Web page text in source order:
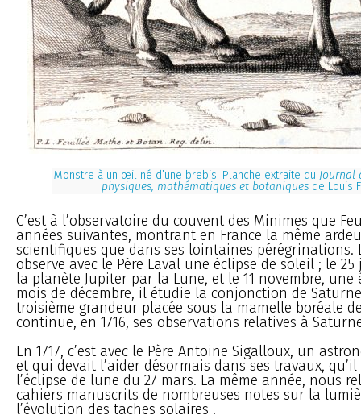
Monstre à un œil né d’une brebis. Planche extraite du Journal
physiques, mathématiques et botaniques de Louis
C’est à l’observatoire du couvent des Minimes que
années suivantes, montrant en France la même
scientifiques que dans ses lointaines pérégrinations.
observe avec le Père Laval une éclipse de soleil ; le
la planète Jupiter par la Lune, et le 11 novembre, une
mois de décembre, il étudie la conjonction de
troisième grandeur placée sous la mamelle boréale
continue, en 1716, ses observations relatives à
En 1717, c’est avec le Père Antoine Sigalloux, un
et qui devait l’aider désormais dans ses travaux,
l’éclipse de lune du 27 mars. La même année, nous
cahiers manuscrits de nombreuses notes sur la
l’évolution des taches solaires .